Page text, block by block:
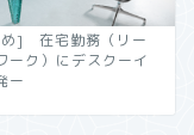
] 在宅勤務（リー
ーク）にデスクーイ
ー